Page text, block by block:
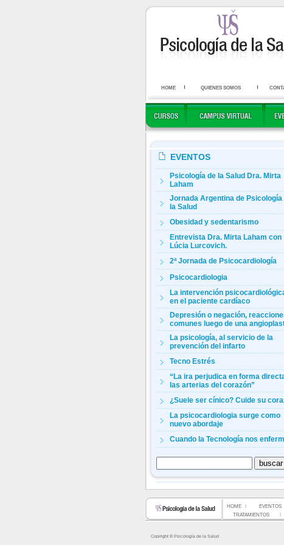
HOME QUIENES SOMOS
EVENTOS
Psicología de la Salud Dra. Mirta
Laham
Jornada Argentina de Psicología
la Salud
Obesidad y sedentarismo
Entrevista Dra. Mirta Laham con
Lúcia Lurcovich.
2ª Jornada de Psicocardiología
Psicocardiologia
La intervención
en el paciente cardíaco
Depresión o negación,
comunes luego de una
La psicología, al servicio de la
prevención del infarto
Tecno Estrés
“La ira perjudica en forma
las arterias del corazón”
¿Suele ser cínico? Cuide su
La psicocardiologia surge como
nuevo abordaje
Cuando la Tecnología nos
HOME EVENTOS
TRATAMIENTOS
Copiright © Psicología de la Salud